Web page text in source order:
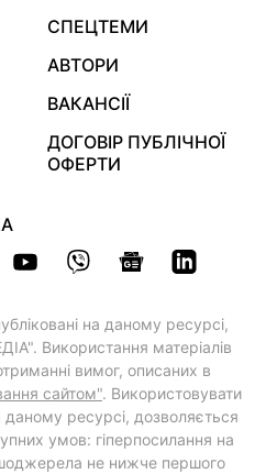
СПЕЦТЕМИ
АВТОРИ
ВАКАНСІЇ
ДОГОВІР ПУБЛІЧНОЇ
ОФЕРТИ
на даному ресурсі,
Використання матеріалів
вимог, описаних в
сайтом". Використовувати
ресурсі, дозволяється
умов: гіперпосилання на
не нижче першого